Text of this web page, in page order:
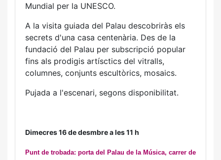
Mundial per la UNESCO.
A la visita guiada del Palau descobriràs els
secrets d'una casa centenària. Des de la
fundació del Palau per subscripció popular
fins als prodigis artísctics del vitralls,
columnes, conjunts escultòrics, mosaics.
Pujada a l'escenari, segons disponibilitat.
Dimecres 16 de desmbre a les 11 h
Punt de trobada: porta del Palau de la Música, carrer de